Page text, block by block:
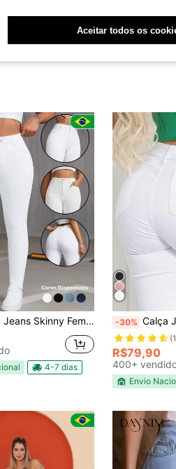
Justa Cintura Alta Levanta Bumbum Ajuste Slim Look Casual Sofisticado Branca
4-7 dias
-30% Calça Jeans
R$79,90
400+
Envio
Aceitar todos os